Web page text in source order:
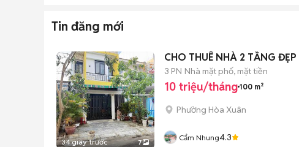
Tin đăng mới
34 giây trước 7
3 PN Nhà mặt phố, mặt tiền
10 triệu/tháng 100 m²
Phường Hòa Xuân
Cẩm Nhung4.3